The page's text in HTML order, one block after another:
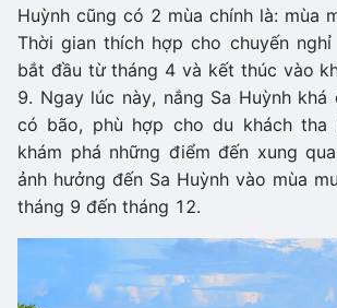
Huỳnh cũng có 2 mùa chính là: mùa
Thời gian thích hợp cho chuyến
bắt đầu từ tháng 4 và kết thúc vào
9. Ngay lúc này, nắng Sa Huỳnh
có bão, phù hợp cho du khách tha
khám phá những điểm đến xung
ảnh hưởng đến Sa Huỳnh vào mùa
tháng 9 đến tháng 12.